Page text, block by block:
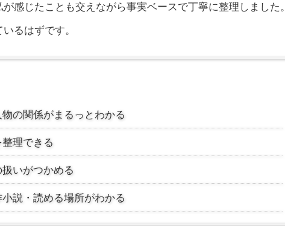
感じたことも交えながら事実ベースで丁寧に整理しました。
るはずです。
の関係がまるっとわかる
理できる
いがつかめる
説・読める場所がわかる